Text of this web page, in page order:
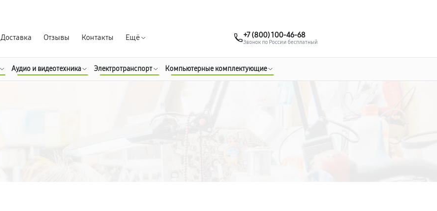
Доставка Отзывы Контакты Ещё +7 (800) 100-46-68
Звонок по России бесплатный
Аудио и видеотехника Электротранспорт Компьютерные комплектующие